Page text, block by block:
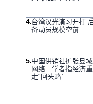
4.台湾汉光演习开打 后
备动员规模空前
5.中国供销社扩张县域
网络 学者指经济重
走“回头路”